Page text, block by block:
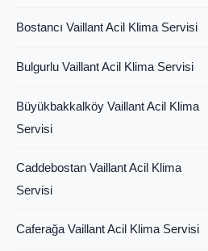
Bostancı Vaillant Acil Klima Servisi
Bulgurlu Vaillant Acil Klima Servisi
Büyükbakkalköy Vaillant Acil Klima
Servisi
Caddebostan Vaillant Acil Klima
Servisi
Caferağa Vaillant Acil Klima Servisi